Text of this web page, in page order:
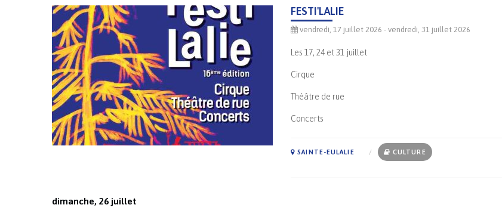
FESTI'LALIE
vendredi, 17 juillet 2026 - vendredi, 31 juillet 2026
Les 17, 24 et 31 juillet
Cirque
Théâtre de rue
Concerts
SAINTE-EULALIE
CULTURE
dimanche, 26 juillet